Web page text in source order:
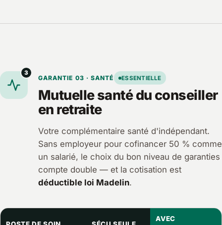
3
GARANTIE 03 · SANTÉ ESSENTIELLE
Mutuelle santé du conseiller
en retraite
Votre complémentaire santé d'indépendant.
Sans employeur pour cofinancer 50 % comme
un salarié, le choix du bon niveau de garanties
compte double — et la cotisation est
déductible loi Madelin.
AVEC